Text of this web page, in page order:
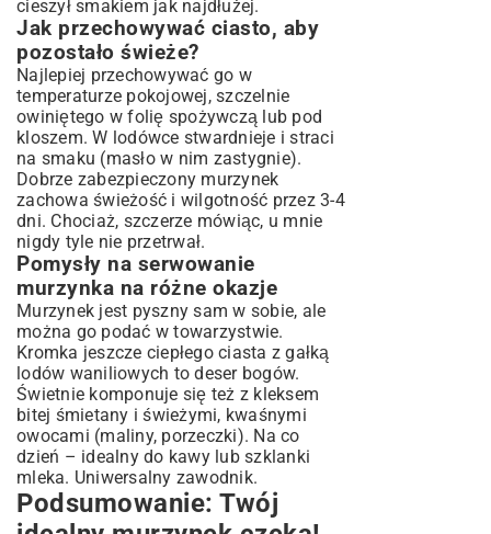
cieszył smakiem jak najdłużej.
Jak przechowywać ciasto, aby
pozostało świeże?
Najlepiej przechowywać go w
temperaturze pokojowej, szczelnie
owiniętego w folię spożywczą lub pod
kloszem. W lodówce stwardnieje i straci
na smaku (masło w nim zastygnie).
Dobrze zabezpieczony murzynek
zachowa świeżość i wilgotność przez 3-4
dni. Chociaż, szczerze mówiąc, u mnie
nigdy tyle nie przetrwał.
Pomysły na serwowanie
murzynka na różne okazje
Murzynek jest pyszny sam w sobie, ale
można go podać w towarzystwie.
Kromka jeszcze ciepłego ciasta z gałką
lodów waniliowych to deser bogów.
Świetnie komponuje się też z kleksem
bitej śmietany i świeżymi, kwaśnymi
owocami (maliny, porzeczki). Na co
dzień – idealny do kawy lub szklanki
mleka. Uniwersalny zawodnik.
Podsumowanie: Twój